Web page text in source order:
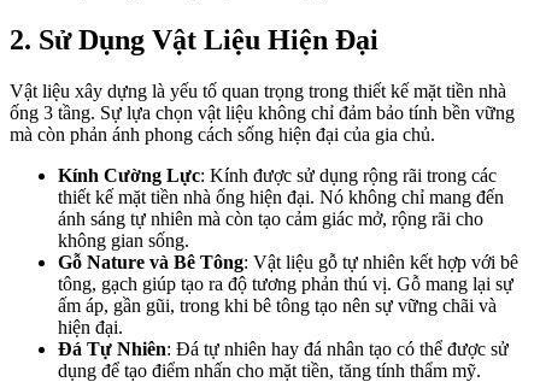
2. Sử Dụng Vật Liệu Hiện Đại
Vật liệu xây dựng là yếu tố quan trọng trong thiết kế mặt tiền nhà
ống 3 tầng. Sự lựa chọn vật liệu không chỉ đảm bảo tính bền vững
mà còn phản ánh phong cách sống hiện đại của gia chủ.
Kính Cường Lực: Kính được sử dụng rộng rãi trong các
thiết kế mặt tiền nhà ống hiện đại. Nó không chỉ mang đến
ánh sáng tự nhiên mà còn tạo cảm giác mở, rộng rãi cho
không gian sống.
Gỗ Nature và Bê Tông: Vật liệu gỗ tự nhiên kết hợp với bê
tông, gạch giúp tạo ra độ tương phản thú vị. Gỗ mang lại sự
ấm áp, gần gũi, trong khi bê tông tạo nên sự vững chãi và
hiện đại.
Đá Tự Nhiên: Đá tự nhiên hay đá nhân tạo có thể được sử
dụng để tạo điểm nhấn cho mặt tiền, tăng tính thẩm mỹ.